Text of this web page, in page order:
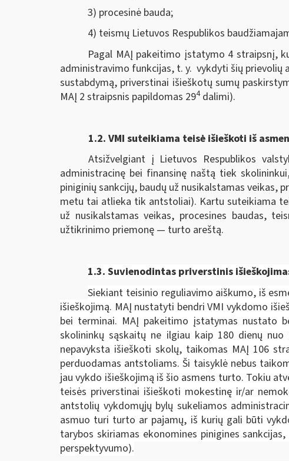
3) procesinė bauda;
4) teismų Lietuvos Respublikos
Pagal MAĮ pakeitimo įstatymo 4 straipsnį,
administravimo funkcijas, t. y. vykdyti šių
sustabdymą, priverstinai išieškotų sumų
MAĮ 2 straipsnis papildomas 294dalimi).
1.2. VMI suteikiama teisė išieškoti iš
Atsižvelgiant į Lietuvos Respublikos
administracinę bei finansinę naštą tiek
piniginių sankcijų, baudų už nusikalstamas veikas,
metu tai atlieka tik antstoliai). Kartu suteikiama
už nusikalstamas veikas, procesines baudas,
užtikrinimo priemonę — turto areštą.
1.3. Suvienodintas priverstinis
Siekiant teisinio reguliavimo aiškumo, iš
išieškojimą. MAĮ nustatyti bendri VMI vykdomo
bei terminai. MAĮ pakeitimo įstatymas nustato
skolininkų sąskaitų ne ilgiau kaip 180 dienų
nepavyksta išieškoti skolų, taikomas MAĮ 106
perduodamas antstoliams. Ši taisyklė nebus
jau vykdo išieškojimą iš šio asmens turto. Tokiu
teisės priverstinai išieškoti mokestinę ir/ar
antstolių vykdomųjų bylų sukeliamos
asmuo turi turto ar pajamų, iš kurių gali būti
tarybos skiriamas ekonomines pinigines
perspektyvumo).